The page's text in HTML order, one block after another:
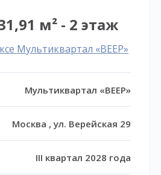
м² - 2 этаж
Мультиквартал «ВЕЕР»
Мультиквартал «ВЕЕР»
Москва , ул. Верейская 29
III квартал 2028 года